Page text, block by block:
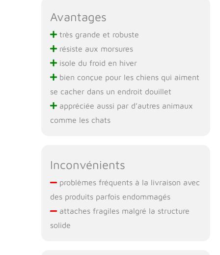
Avantages
très grande et robuste
résiste aux morsures
isole du froid en hiver
bien conçue pour les chiens qui aiment
se cacher dans un endroit douillet
appréciée aussi par d’autres animaux
comme les chats
Inconvénients
problèmes fréquents à la livraison avec
des produits parfois endommagés
attaches fragiles malgré la structure
solide